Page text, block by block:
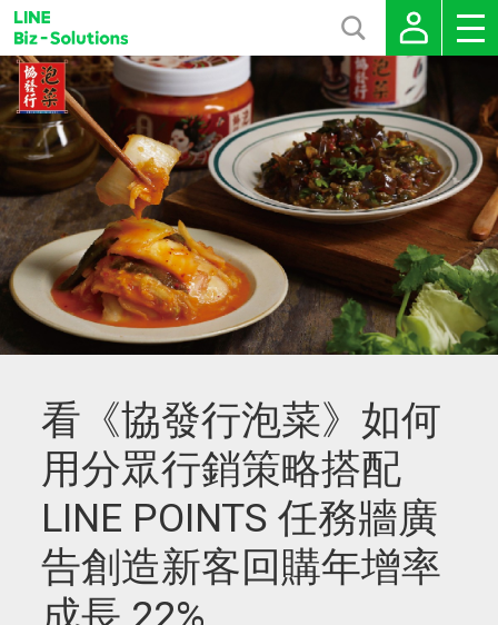
看《協發行泡菜》如何
用分眾行銷策略搭配
LINE POINTS 任務牆廣
告創造新客回購年增率